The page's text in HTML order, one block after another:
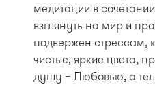
медитации в
взглянуть на мир и
подвержен стрессам,
чистые, яркие цвета,
душу – Любовью, а